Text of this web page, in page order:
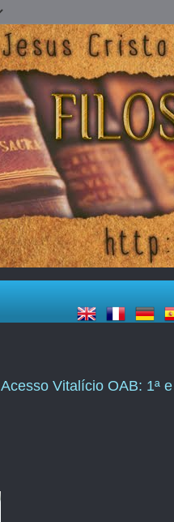
Acesso Vitalício OAB: 1ª